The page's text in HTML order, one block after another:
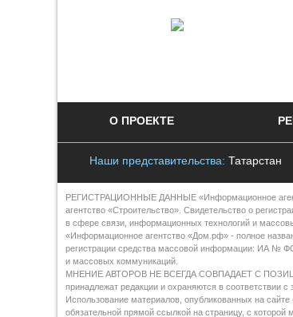
О ПРОЕКТЕ
Наши представительства: Татарстан
РЕГИСТРАЦИОННЫЕ ДАННЫЕ «Информационное
агентство «Строительство». Свидетельство о
в сфере связи, информационных технологий и
«Информационное агентство «Дом.рф» - полное
регистрации средства массовой информации: ИА №
и массовых коммуникаций.
МНЕНИЕ АВТОРОВ НЕ ВСЕГДА СОВПАДАЕТ С ПОЗИЦИЕЙ
принадлежат редакции и охраняются в соответствии с
Использование материалов, опубликованных на
обязательной прямой ссылкой на страницу, с